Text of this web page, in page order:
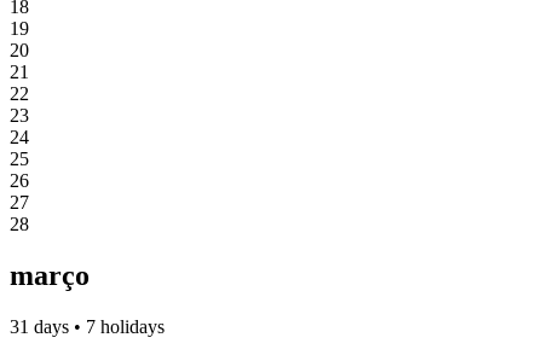
18
19
20
21
22
23
24
25
26
27
28
março
31 days • 7 holidays